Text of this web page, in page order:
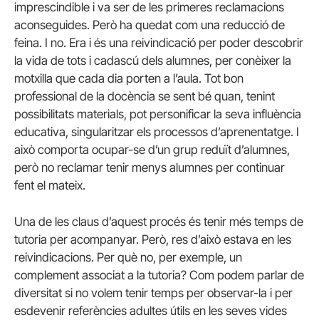
imprescindible i va ser de les primeres reclamacions
aconseguides. Però ha quedat com una reducció de
feina. I no. Era i és una reivindicació per poder descobrir
la vida de tots i cadascú dels alumnes, per conèixer la
motxilla que cada dia porten a l’aula. Tot bon
professional de la docència se sent bé quan, tenint
possibilitats materials, pot personificar la seva influència
educativa, singularitzar els processos d’aprenentatge. I
això comporta ocupar-se d’un grup reduït d’alumnes,
però no reclamar tenir menys alumnes per continuar
fent el mateix.
Una de les claus d’aquest procés és tenir més temps de
tutoria per acompanyar. Però, res d’això estava en les
reivindicacions. Per què no, per exemple, un
complement associat a la tutoria? Com podem parlar de
diversitat si no volem tenir temps per observar-la i per
esdevenir referències adultes útils en les seves vides